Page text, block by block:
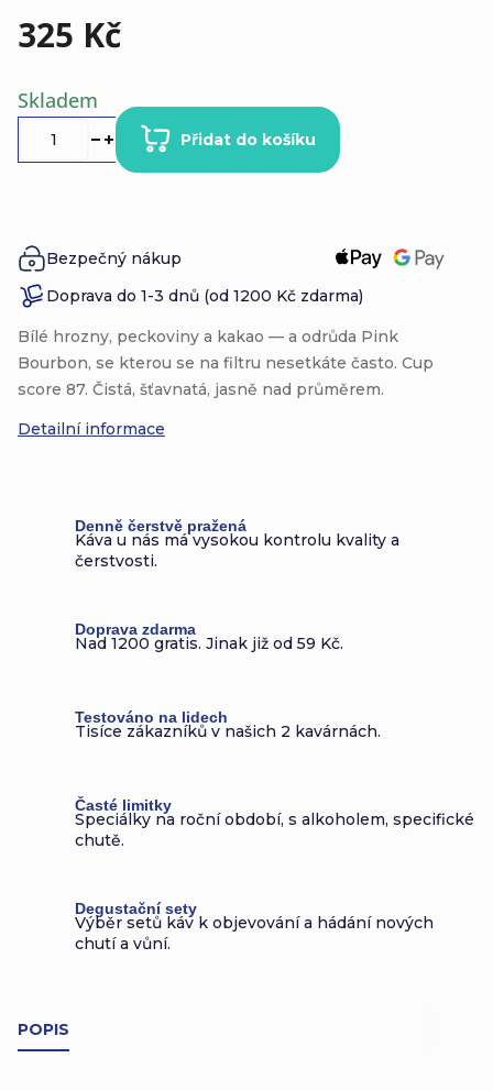
325 Kč
cena:
Skladem
Přidat do košíku
Bílé hrozny, peckoviny a kakao — a odrůda Pink
Bourbon, se kterou se na filtru nesetkáte často. Cup
score 87. Čistá, šťavnatá, jasně nad průměrem.
Detailní informace
Bezpečný nákup
Doprava do 1-3 dnů (od 1200 Kč zdarma)
Denně čerstvě pražená
Káva u nás má vysokou kontrolu kvality a
čerstvosti.
Doprava zdarma
Nad 1200 gratis. Jinak již od 59 Kč.
Testováno na lidech
Tisíce zákazníků v našich 2 kavárnách.
Časté limitky
Speciálky na roční období, s alkoholem, specifické
chutě.
Degustační sety
Výběr setů káv k objevování a hádání nových
chutí a vůní.
POPIS